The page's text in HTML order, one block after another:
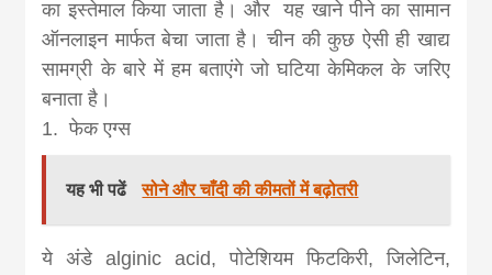
khabar
का इस्तेमाल किया जाता है। और यह खाने पीने का सामान
ऑनलाइन मार्फत बेचा जाता है। चीन की कुछ ऐसी ही खाद्य
सामग्री के बारे में हम बताएंगे जो घटिया केमिकल के जरिए
बनाता है।
1. फेक एग्स
यह भी पढें सोने और चाँदी की कीमतों में बढ़ोतरी
ये अंडे alginic acid, पोटेशियम फिटकिरी, जिलेटिन,